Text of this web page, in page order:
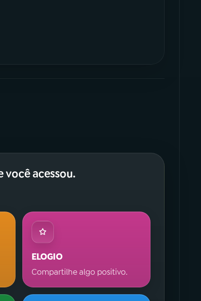
você acessou.
ELOGIO
Compartilhe algo positivo.